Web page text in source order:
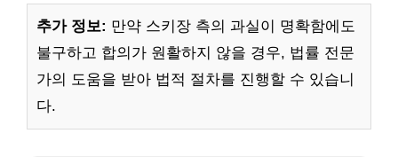
추가 정보: 만약 스키장 측의 과실이 명확함에도
불구하고 합의가 원활하지 않을 경우, 법률 전문
가의 도움을 받아 법적 절차를 진행할 수 있습니
다.